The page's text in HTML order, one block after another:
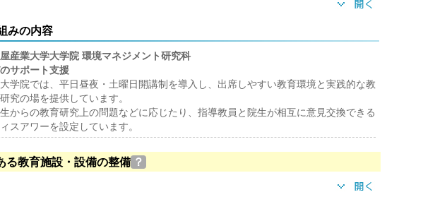
みの内容
産業大学大学院 環境マネジメント研究科
サポート支援
学院では、平日昼夜・土曜日開講制を導入し、出席しやすい教育環境と実践的な教
究の場を提供しています。
からの教育研究上の問題などに応じたり、指導教員と院生が相互に意見交換できる
スアワーを設定しています。
る教育施設・設備の整備 ？